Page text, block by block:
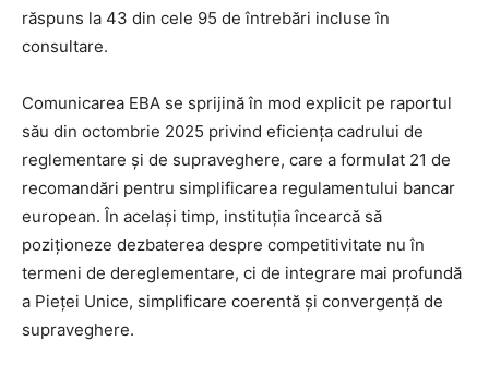
răspuns la 43 din cele 95 de întrebări incluse în
consultare.
Comunicarea EBA se sprijină în mod explicit pe raportul
său din octombrie 2025 privind eficiența cadrului de
reglementare și de supraveghere, care a formulat 21 de
recomandări pentru simplificarea regulamentului bancar
european. În același timp, instituția încearcă să
poziționeze dezbaterea despre competitivitate nu în
termeni de dereglementare, ci de integrare mai profundă
a Pieței Unice, simplificare coerentă și convergență de
supraveghere.